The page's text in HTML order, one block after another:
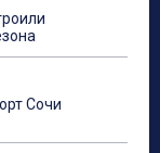
Сочи